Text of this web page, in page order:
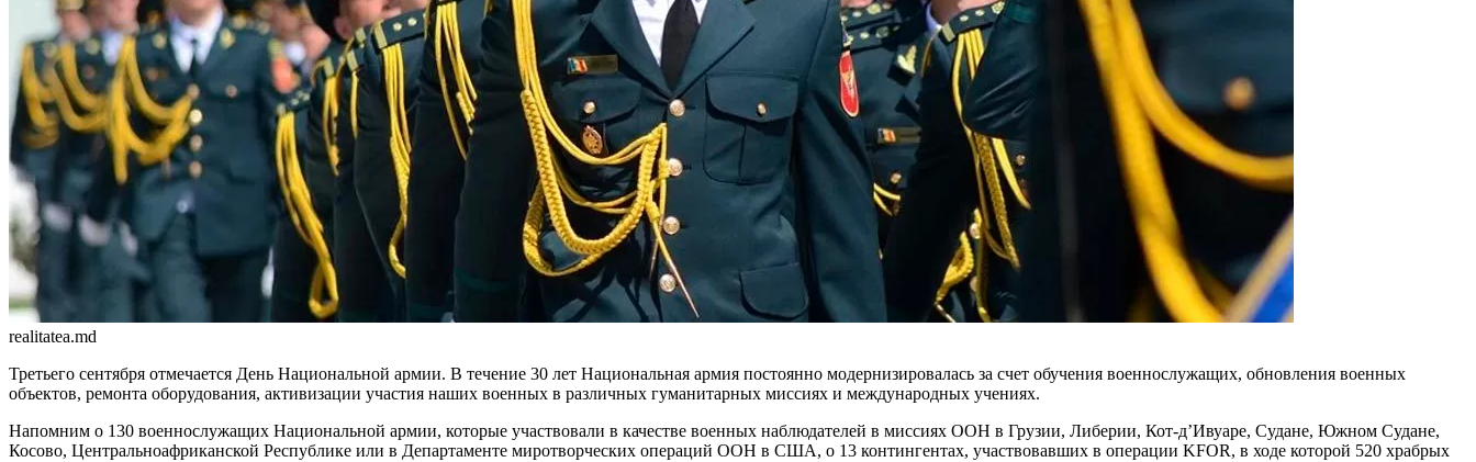
realitatea.md
Третьего сентября отмечается День Национальной армии. В течение 30 лет Национальная армия постоянно модерни­зировалась за счет обучения военнослужащих, обновле­ния военных
объектов, ремонта оборудования, активизации участия наших военных в различных гуманитарных миссиях и международных учениях.
Напомним о 130 военнослужащих Национальной армии, кото­рые участвовали в качестве военных наблюдателей в миссиях ООН в Грузии, Либерии, Кот-д’Ивуаре, Судане, Южном Судане,
Косово, Центральноафриканской Республике или в Департаменте миро­творческих операций ООН в США, о 13 контингентах, участвовав­ших в операции KFOR, в ходе которой 520 храбрых